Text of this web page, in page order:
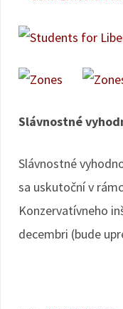
Slávnostné
Slávnostné
sa uskutoční v
Konzervatívneho
decembri (bude